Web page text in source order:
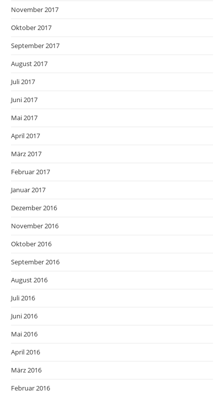
November 2017
Oktober 2017
September 2017
August 2017
Juli 2017
Juni 2017
Mai 2017
April 2017
März 2017
Februar 2017
Januar 2017
Dezember 2016
November 2016
Oktober 2016
September 2016
August 2016
Juli 2016
Juni 2016
Mai 2016
April 2016
März 2016
Februar 2016